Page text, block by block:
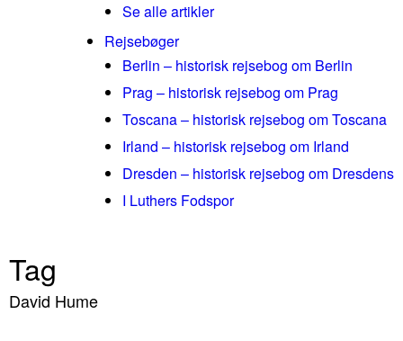
Se alle artikler
Rejsebøger
Berlin – historisk rejsebog om Berlin
Prag – historisk rejsebog om Prag
Toscana – historisk rejsebog om Toscana
Irland – historisk rejsebog om Irland
Dresden – historisk rejsebog om Dresdens
I Luthers Fodspor
Tag
David Hume